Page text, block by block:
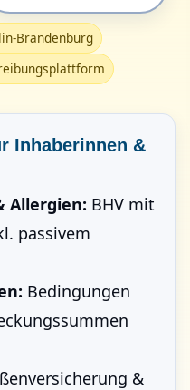
Brandenburg
Inhaberinnen &
Allergien: BHV mit
passivem
Bedingungen
&